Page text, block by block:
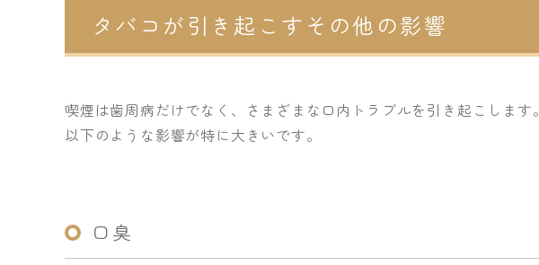
タバコが引き起こすその他の影響
喫煙は歯周病だけでなく、さまざまな口内トラブルを引き起こします。
以下のような影響が特に大きいです。
口臭